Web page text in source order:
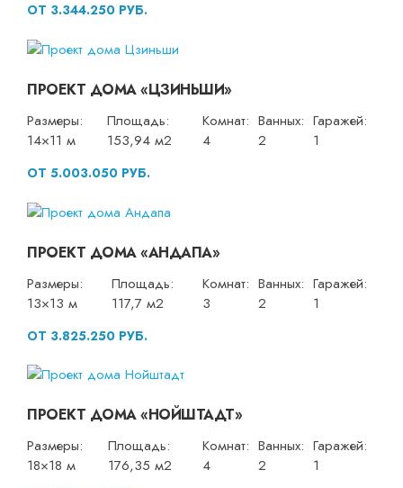
ОТ 3.344.250 РУБ.
ПРОЕКТ ДОМА «ЦЗИНЬШИ»
Размеры:
14×11 м
Площадь:
153,94 м2
Комнат:
4
Ванных:
2
Гаражей:
1
ОТ 5.003.050 РУБ.
ПРОЕКТ ДОМА «АНДАПА»
Размеры:
13×13 м
Площадь:
117,7 м2
Комнат:
3
Ванных:
2
Гаражей:
1
ОТ 3.825.250 РУБ.
ПРОЕКТ ДОМА «НОЙШТАДТ»
Размеры:
18×18 м
Площадь:
176,35 м2
Комнат:
4
Ванных:
2
Гаражей:
1